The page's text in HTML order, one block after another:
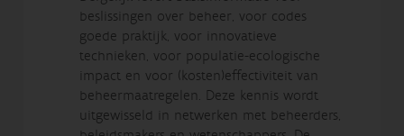
beslissingen over beheer, voor codes
goede praktijk, voor innovatieve
technieken, voor populatie-ecologische
impact en voor (kosten)effectiviteit van
beheermaatregelen. Deze kennis wordt
uitgewisseld in netwerken met beheerders,